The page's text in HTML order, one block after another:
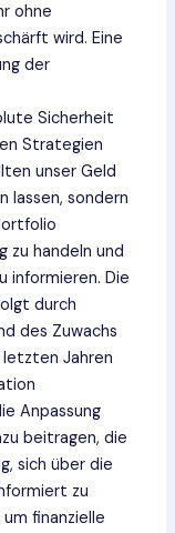
ohne
wird. Eine
der
Sicherheit
Strategien
unser Geld
lassen, sondern
zu handeln und
informieren. Die
durch
des Zuwachs
letzten Jahren
Anpassung
beitragen, die
sich über die
zu
finanzielle